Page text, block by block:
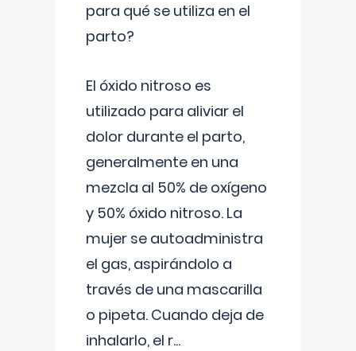
para qué se utiliza en el
parto?
El óxido nitroso es
utilizado para aliviar el
dolor durante el parto,
generalmente en una
mezcla al 50% de oxígeno
y 50% óxido nitroso. La
mujer se autoadministra
el gas, aspirándolo a
través de una mascarilla
o pipeta. Cuando deja de
inhalarlo, el r...